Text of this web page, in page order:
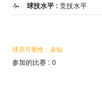
球技水平 : 竞技水平
球员可靠性：未知
参加的比赛 : 0